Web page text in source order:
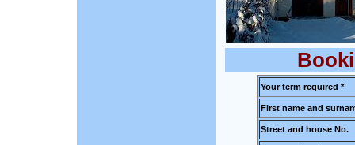
Your term required *
First name and
Street and house No.